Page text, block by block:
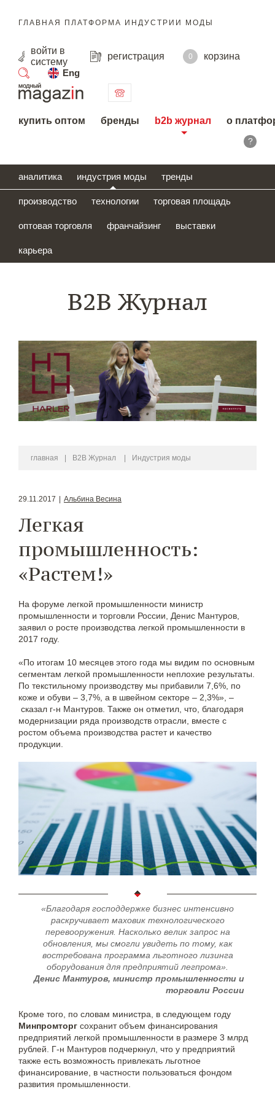
ГЛАВНАЯ ПЛАТФОРМА ИНДУСТРИИ МОДЫ
войти в
систему
регистрация 0
корзина
Eng
поиск
купить оптом бренды b2b журнал о
?
аналитика индустрия моды тренды
производство технологии торговая площадь
оптовая торговля франчайзинг выставки
карьера
B2B Журнал
главная B2B Журнал Индустрия моды
29.11.2017 Альбина Весина
Легкая
промышленность:
«Растем!»
На форуме легкой промышленности министр
промышленности и торговли России, Денис Мантуров,
заявил о росте производства легкой промышленности в
2017 году.
«По итогам 10 месяцев этого года мы видим по основным
сегментам легкой промышленности неплохие результаты.
По текстильному производству мы прибавили 7,6%, по
коже и обуви – 3,7%, а в швейном секторе – 2,3%», –
сказал г-н Мантуров. Также он отметил, что, благодаря
модернизации ряда производств отрасли, вместе с
ростом объема производства растет и качество
продукции.
«Благодаря господдержке бизнес интенсивно
раскручивает маховик технологического
перевооружения. Насколько велик запрос на
обновления, мы смогли увидеть по тому, как
востребована программа льготного лизинга
оборудования для предприятий легпрома».
Денис Мантуров, министр промышленности и
торговли России
Кроме того, по словам министра, в следующем году
Минпромторг сохранит объем финансирования
предприятий легкой промышленности в размере 3 млрд
рублей. Г-н Мантуров подчеркнул, что у предприятий
также есть возможность привлекать льготное
финансирование, в частности пользоваться фондом
развития промышленности.